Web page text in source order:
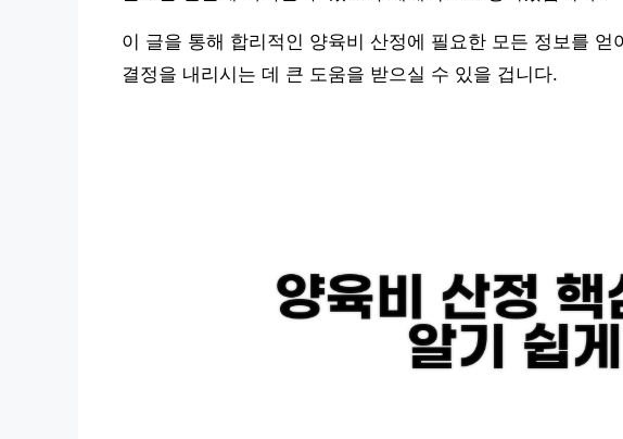
이 글을 통해 합리적인 양육비 산정에 필요한 모든 정보를
결정을 내리시는 데 큰 도움을 받으실 수 있을 겁니다.